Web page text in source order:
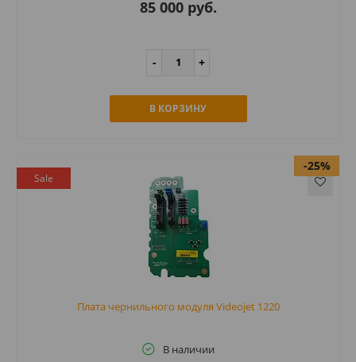
85 000 руб.
В КОРЗИНУ
Sale
Плата чернильного модуля Videojet 1220
В наличии
-25%